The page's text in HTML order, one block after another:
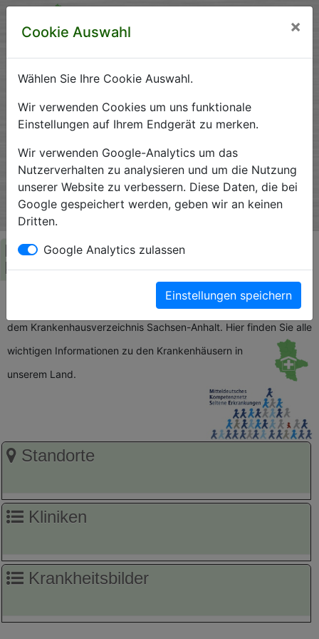
Krankenhausverzeichnis
Sachsen-Anhalt
Ein Service der Krankenhausgesellschaft Sachsen-Anhalt
e.V.
Herzlich Willkommen auf den Seiten der
Krankenhäuser Sachsen-Anhalts
Die Krankenhausgesellschaft Sachsen-Anhalt begrüßt Sie auf
dem Krankenhausverzeichnis Sachsen-Anhalt. Hier finden Sie alle
wichtigen Informationen zu den Krankenhäusern in
unserem Land.
Standorte
Kliniken
Krankheitsbilder
Cookie Auswahl ×
Wählen Sie Ihre Cookie Auswahl.
Wir verwenden Cookies um uns funktionale
Einstellungen auf Ihrem Endgerät zu merken.
Wir verwenden Google-Analytics um das
Nutzerverhalten zu analysieren und um die Nutzung
unserer Website zu verbessern. Diese Daten, die bei
Google gespeichert werden, geben wir an keinen
Dritten.
Google Analytics zulassen
Einstellungen speichern